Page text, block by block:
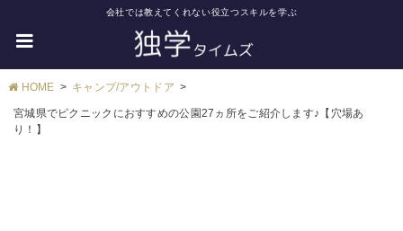
会社では教えてくれない役立つスキルを学ぶ
HOME キャンプ/アウトドア
宮城県でピクニックにおすすめの公園27ヵ所をご紹介します♪【穴場あ
り！】